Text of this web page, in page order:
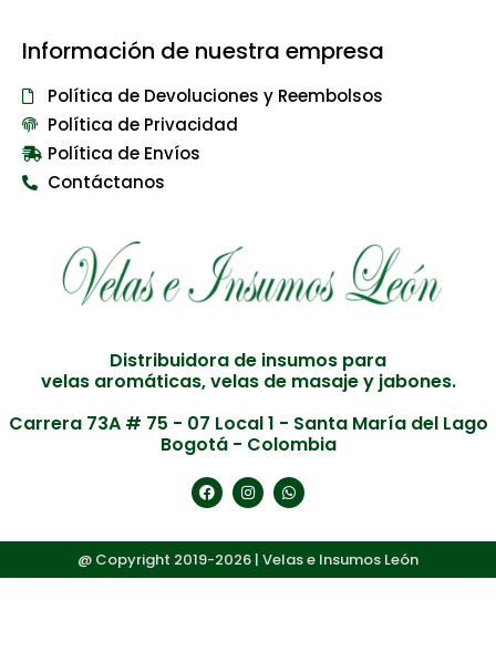
Información de nuestra empresa
Política de Devoluciones y Reembolsos
Política de Privacidad
Política de Envíos
Contáctanos
Distribuidora de insumos para
velas aromáticas, velas de masaje y jabones.
Carrera 73A # 75 - 07 Local 1 - Santa María del Lago
Bogotá - Colombia
@ Copyright 2019-2026 | Velas e Insumos León